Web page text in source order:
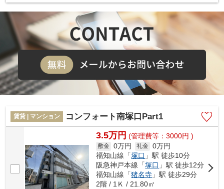
賃貸 | マンション コンフォート南塚口Part1
3.5万円 (管理費等：3000円 )
敷金 0万円 礼金 0万円
福知山線「塚口 」駅 徒歩10分
阪急神戸本線「塚口 」駅 徒歩12分
福知山線「猪名寺 」駅 徒歩29分
2階 / 1Ｋ / 21.80㎡